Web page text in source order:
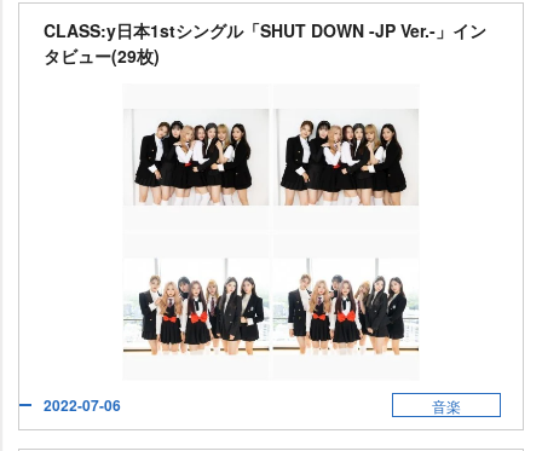
CLASS:y日本1stシングル「SHUT DOWN -JP Ver.-」イン
タビュー(29枚)
2022-07-06 音楽